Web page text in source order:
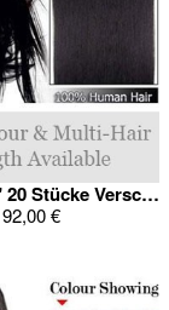
Prächtig 16" 20 Stücke Verschlingend Tape In Haarverlängerung
92,00 €